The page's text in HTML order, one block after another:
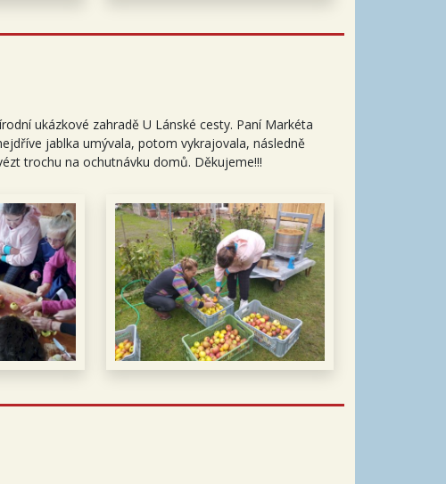
ukázkové zahradě U Lánské cesty. Paní Markéta
jablka umývala, potom vykrajovala, následně
trochu na ochutnávku domů. Děkujeme!!!